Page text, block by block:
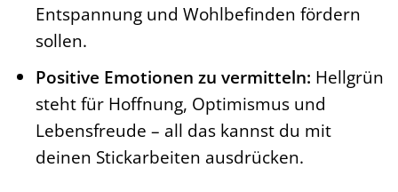
Entspannung und Wohlbefinden fördern
sollen.
Positive Emotionen zu vermitteln: Hellgrün
steht für Hoffnung, Optimismus und
Lebensfreude – all das kannst du mit
deinen Stickarbeiten ausdrücken.